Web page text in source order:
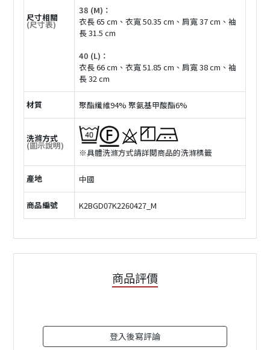
尺寸相關
(尺寸表)
38 (M)：
衣長 65 cm、衣寬 50.35 cm、肩寬 37 cm、袖
長 31.5 cm
40 (L)：
衣長 66 cm、衣寬 51.85 cm、肩寬 38 cm、袖
長 32 cm
材質 聚酯纖維94% 聚氨基甲酸酯6%
洗滌方式
(圖示說明)
※具體洗滌方式請詳閲商品的洗滌標籤
產地 中國
商品編號 K2BGD07K2260427_M
商品評價
登入後寫評論